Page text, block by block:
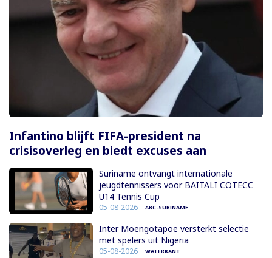
Infantino blijft FIFA-president na
crisisoverleg en biedt excuses aan
Suriname ontvangt internationale
jeugdtennissers voor BAITALI COTECC
U14 Tennis Cup
05-08-2026 ABC-SURINAME
Inter Moengotapoe versterkt selectie
met spelers uit Nigeria
05-08-2026 WATERKANT